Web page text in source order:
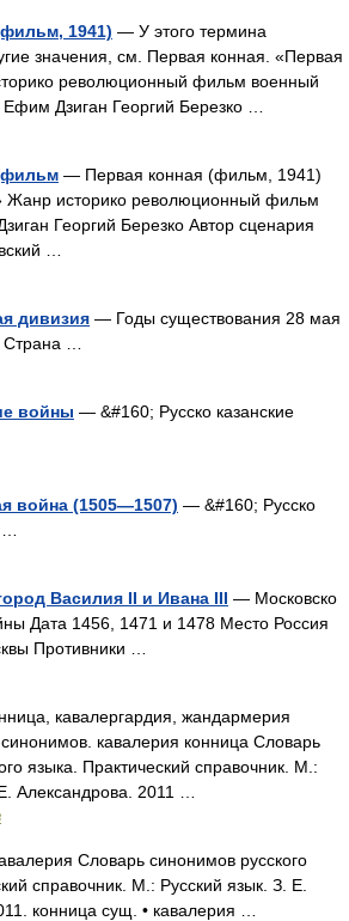
1941) — У этого термина
значения, см. Первая конная. «Первая
революционный фильм военный
Дзиган Георгий Березко …
— Первая конная (фильм, 1941)
Жанр историко революционный фильм
Георгий Березко Автор сценария
…
дивизия — Годы существования 28 мая
Страна …
войны — &#160; Русско казанские
война (1505—1507) — &#160; Русско
Василия II и Ивана III — Московско
Дата 1456, 1471 и 1478 Место Россия
Противники …
кавалергардия, жандармерия
кавалерия конница Словарь
языка. Практический справочник. М.:
Александрова. 2011 …
Словарь синонимов русского
справочник. М.: Русский язык. З. Е.
конница сущ. • кавалерия …